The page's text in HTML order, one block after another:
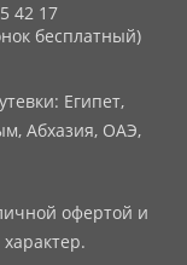
42 17
бесплатный)
Египет,
Абхазия, ОАЭ,
офертой и